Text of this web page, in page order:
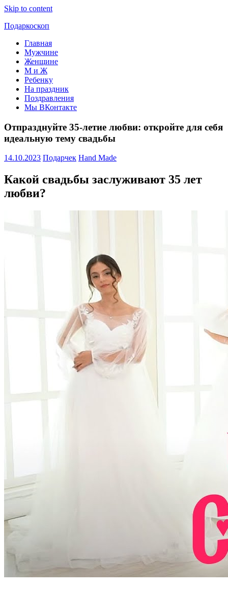
Skip to content
Подаркоскоп
Поможем
выбрать
подарить
Главная
Мужчине
Женщине
М и Ж
Ребенку
На праздник
Поздравления
Мы ВКонтакте
Отпразднуйте 35-летие любви: откройте для себя
идеальную тему свадьбы
14.10.2023 Подарчек Hand Made
Какой свадьбы заслуживают 35 лет
любви?